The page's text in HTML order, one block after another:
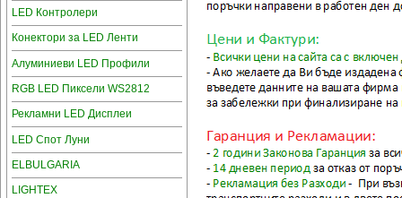
LED Контролери
Конектори за LED Ленти
Алуминиеви LED Профили
RGB LED Пиксели WS2812
Рекламни LED Дисплеи
LED Спот Луни
ELBULGARIA
LIGHTEX